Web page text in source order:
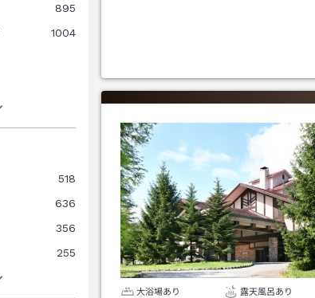
895
1004
518
636
356
255
大浴場あり
露天風呂あり